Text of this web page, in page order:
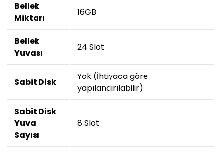
Bellek
Miktarı
16GB
Bellek
Yuvası
24 Slot
Sabit Disk
Yok (İhtiyaca göre
yapılandırılabilir)
Sabit Disk
Yuva
Sayısı
8 Slot